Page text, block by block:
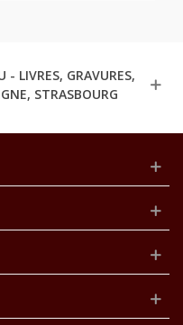
- LIVRES, GRAVURES,
STRASBOURG